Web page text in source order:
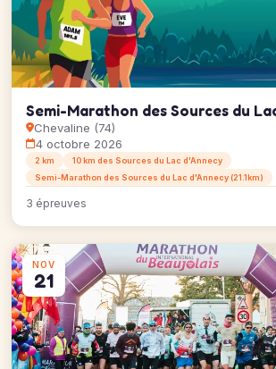
Semi-Marathon des Sources du
Chevaline (74)
4 octobre 2026
2 km
10 km des Sources du Lac d'Annecy
Semi-Marathon des Sources du Lac d'Annecy (21.1km)
3 épreuves
NOV
21